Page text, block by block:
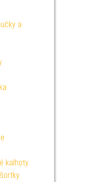
a
kalhoty